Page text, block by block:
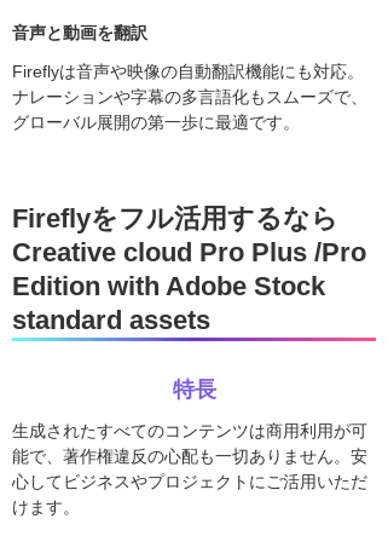
音声と動画を翻訳
Fireflyは音声や映像の自動翻訳機能にも対応。
ナレーションや字幕の多言語化もスムーズで、
グローバル展開の第一歩に最適です。
Fireflyをフル活用するなら
Creative cloud Pro Plus /Pro
Edition with Adobe Stock
standard assets
特長
生成されたすべてのコンテンツは商用利用が可
能で、著作権違反の心配も一切ありません。安
心してビジネスやプロジェクトにご活用いただ
けます。